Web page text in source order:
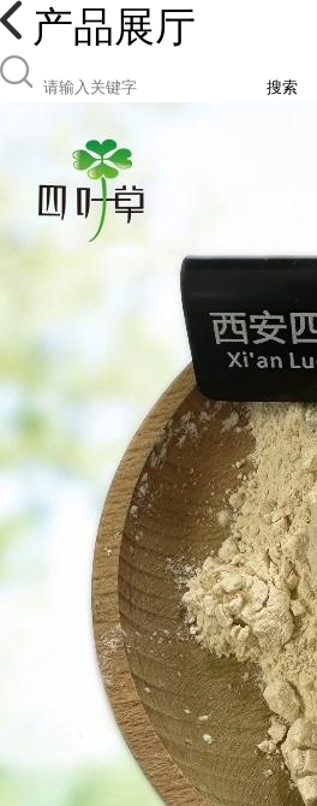
产品展厅
搜索